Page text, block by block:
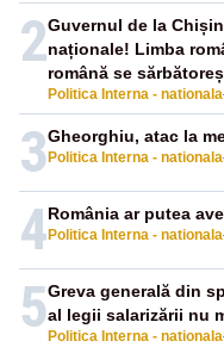
2
Politica Interna - nationala
Guvernul de la
naționale! Limba
română se
3 Politica Interna - nationala
Gheorghiu, atac la
4 Politica Interna - nationala
România ar putea
5 Politica Interna - nationala
Greva generală din
al legii salarizării nu